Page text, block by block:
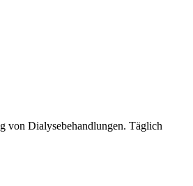
von Dialysebehandlungen. Täglich